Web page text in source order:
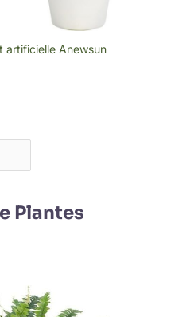
artificielle Anewsun
Plantes